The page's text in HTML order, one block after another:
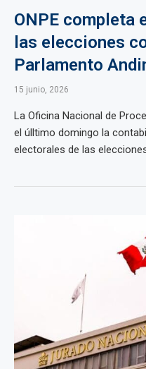
ONPE completa
las elecciones
Parlamento
15 junio, 2026
La Oficina Nacional de
el úlltimo domingo la
electorales de las